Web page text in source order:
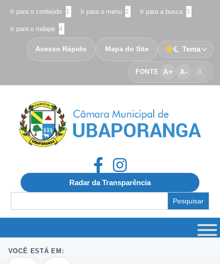
Ir para o conteúdo 1 Ir para o menu 2 Ir para a busca 3
Ir para o rodapé 4
FONTE A+ A- A
Acesso Rápido Mapa do Site Tema
Radar da Transparência
for:
VOCÊ ESTÁ EM: